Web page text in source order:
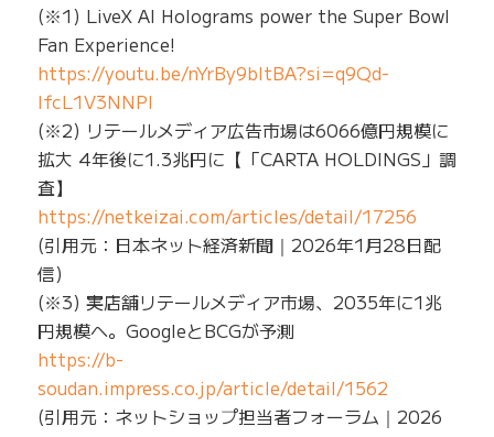
(※1) LiveX AI Holograms power the Super Bowl
Fan Experience!
https://youtu.be/nYrBy9bltBA?si=q9Qd-
lfcL1V3NNPI
(※2) リテールメディア広告市場は6066億円規模に
拡大 4年後に1.3兆円に【「CARTA HOLDINGS」調
査】
https://netkeizai.com/articles/detail/17256
(引用元：日本ネット経済新聞｜2026年1月28日配
信)
(※3) 実店舗リテールメディア市場、2035年に1兆
円規模へ。GoogleとBCGが予測
https://b-
soudan.impress.co.jp/article/detail/1562
(引用元：ネットショップ担当者フォーラム｜2026